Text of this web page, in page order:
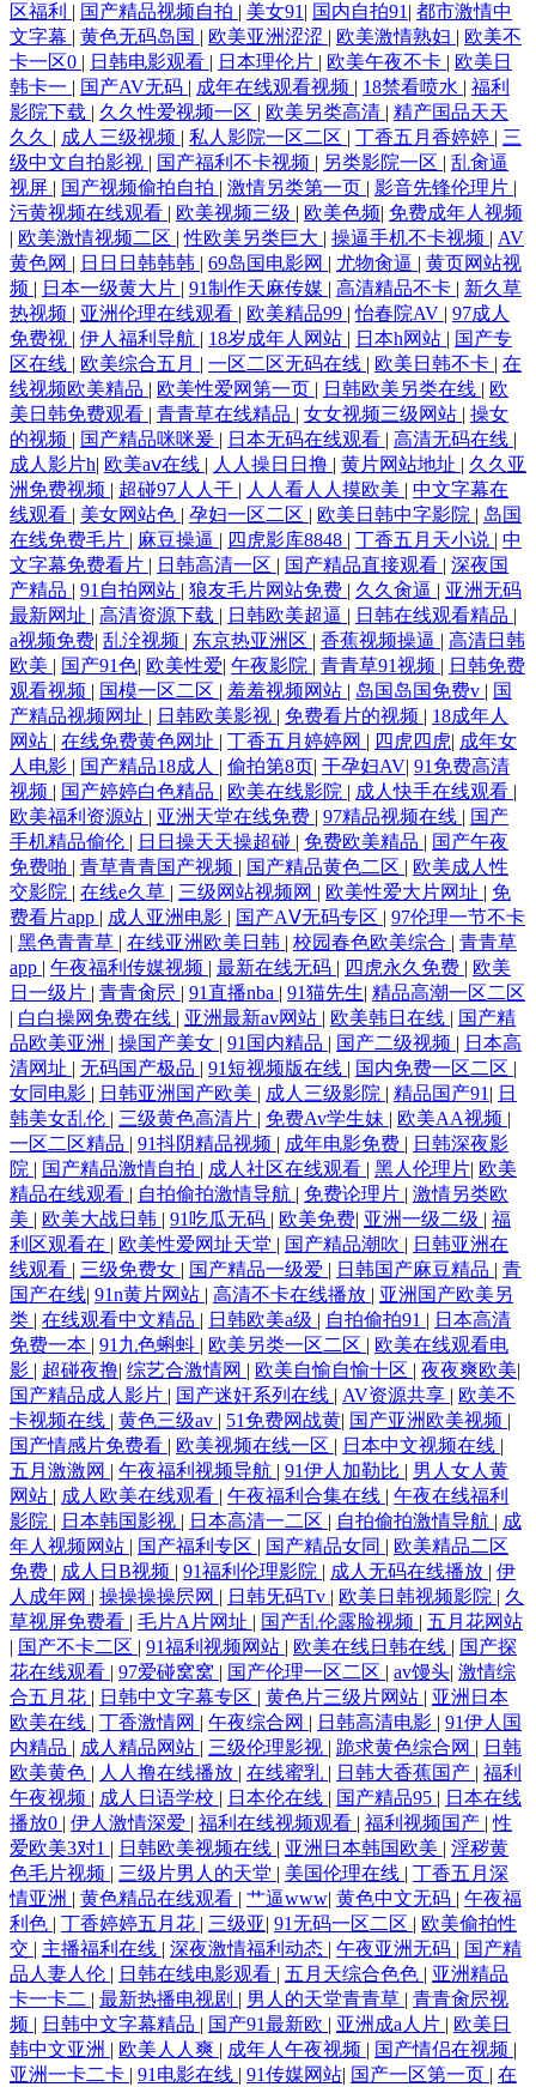
区福利 | 国产精品视频自拍 | 美女91| 国内自拍91| 都市激情中
文字幕 | 黄色无码岛国 | 欧美亚洲涩涩 | 欧美激情熟妇 | 欧美不
卡一区0 | 日韩电影观看 | 日本理伦片 | 欧美午夜不卡 | 欧美日
韩卡一 | 国产AV无码 | 成年在线观看视频 | 18禁看喷水 | 福利
影院下载 | 久久性爱视频一区 | 欧美另类高清 | 精产国品天天
久久 | 成人三级视频 | 私人影院一区二区 | 丁香五月香婷婷 | 三
级中文自拍影视 | 国产福利不卡视频 | 另类影院一区 | 乱肏逼
视屏 | 国产视频偷拍自拍 | 激情另类第一页 | 影音先锋伦理片 |
污黄视频在线观看 | 欧美视频三级 | 欧美色频| 免费成年人视频
| 欧美激情视频二区 |性欧美另类巨大 | 操逼手机不卡视频 | AV
黄色网 | 日日日韩韩韩 | 69岛国电影网 | 尤物肏逼 | 黄页网站视
频 | 日本一级黄大片 | 91制作天麻传媒 | 高清精品不卡 | 新久草
热视频 | 亚洲伦理在线观看 | 欧美精品99 |怡春院AV | 97成人
免费视 | 伊人福利导航 | 18岁成年人网站 | 日本h网站 | 国产专
区在线 | 欧美综合五月 | 一区二区无码在线 | 欧美日韩不卡 | 在
线视频欧美精品 | 欧美性爱网第一页 | 日韩欧美另类在线 | 欧
美日韩免费观看 | 青青草在线精品 | 女女视频三级网站 | 操女
的视频 | 国产精品咪咪爰 | 日本无码在线观看 | 高清无码在线 |
成人影片h| 欧美aⅴ在线 | 人人操日日撸 | 黄片网站地址 | 久久亚
洲免费视频 | 超碰97人人干 | 人人看人人摸欧美 | 中文字幕在
线观看 | 美女网站色 | 孕妇一区二区 | 欧美日韩中字影院 | 岛国
在线免费毛片 | 麻豆操逼 | 四虎影库8848 | 丁香五月天小说 | 中
文字幕免费看片 | 日韩高清一区 | 国产精品直接观看 | 深夜国
产精品 | 91自拍网站 | 狼友毛片网站免费 | 久久肏逼 | 亚洲无码
最新网址 | 高清资源下载 | 日韩欧美超逼 | 日韩在线观看精品 |
a视频免费| 乱洤视频 | 东京热亚洲区 | 香蕉视频操逼 | 高清日韩
欧美 | 国产91色| 欧美性爱| 午夜影院 | 青青草91视频 | 日韩免费
观看视频 | 国模一区二区 | 羞羞视频网站 | 岛国岛国免费v | 国
产精品视频网址 | 日韩欧美影视 | 免费看片的视频 | 18成年人
网站 | 在线免费黄色网址 | 丁香五月婷婷网 | 四虎四虎| 成年女
人电影 | 国产精品18成人 | 偷拍第8页| 干孕妇AV| 91免费高清
视频 | 国产婷婷白色精品 | 欧美在线影院 | 成人快手在线观看 |
欧美福利资源站 | 亚洲天堂在线免费 | 97精品视频在线 | 国产
手机精品偷伦 | 日日操天天操超碰 | 免费欧美精品 | 国产午夜
免费啪 | 青草青青国产视频 | 国产精品黄色二区 | 欧美成人性
交影院 | 在线e久草 | 三级网站视频网 | 欧美性爱大片网址 | 免
费看片app | 成人亚洲电影 | 国产AⅤ无码专区 | 97伦理一节不卡
| 黑色青青草 | 在线亚洲欧美日韩 | 校园春色欧美综合 | 青青草
app | 午夜福利传媒视频 | 最新在线无码 | 四虎永久免费 | 欧美
日一级片 | 青青肏屄 | 91直播nba | 91猫先生| 精品高潮一区二区
| 白白操网免费在线 | 亚洲最新av网站 | 欧美韩日在线 | 国产精
品欧美亚洲 | 操国产美女 | 91国内精品 | 国产二级视频 | 日本高
清网址 | 无码国产极品 | 91短视频版在线 | 国内免费一区二区 |
女同电影 | 日韩亚洲国产欧美 | 成人三级影院 | 精品国产91| 日
韩美女乱伦 | 三级黄色高清片 | 免费Av学生妹 | 欧美AA视频 |
一区二区精品 | 91抖阴精品视频 | 成年电影免费 | 日韩深夜影
院 | 国产精品激情自拍 | 成人社区在线观看 | 黑人伦理片| 欧美
精品在线观看 | 自拍偷拍激情导航 | 免费论理片 | 激情另类欧
美 | 欧美大战日韩 | 91吃瓜无码 | 欧美免费| 亚洲一级二级 | 福
利区观看在 | 欧美性爱网址天堂 | 国产精品潮吹 | 日韩亚洲在
线观看 | 三级免费女 | 国产精品一级爱 | 日韩国产麻豆精品 | 青
国产在线| 91n黄片网站 | 高清不卡在线播放 | 亚洲国产欧美另
类 | 在线观看中文精品 | 日韩欧美a级 | 自拍偷拍91 | 日本高清
免费一本 | 91九色蝌蚪 | 欧美另类一区二区 | 欧美在线观看电
影 | 超碰夜撸| 综艺合激情网 | 欧美自愉自愉十区 | 夜夜爽欧美|
国产精品成人影片 | 国产迷奸系列在线 | AV资源共享 | 欧美不
卡视频在线 | 黄色三级av | 51免费网战黄| 国产亚洲欧美视频 |
国产情感片免费看 | 欧美视频在线一区 | 日本中文视频在线 |
五月激激网 | 午夜福利视频导航 | 91伊人加勒比 | 男人女人黄
网站 | 成人欧美在线观看 | 午夜福利合集在线 | 午夜在线福利
影院 | 日本韩国影视 | 日本高清一二区 | 自拍偷拍激情导航 | 成
年人视频网站 | 国产福利专区 | 国产精品女同 | 欧美精品二区
免费 | 成人日B视频 | 91福利伦理影院 | 成人无码在线播放 | 伊
人成年网 | 操操操操屄网 | 日韩旡码Tv | 欧美日韩视频影院 | 久
草视屏免费看 | 毛片A片网址 | 国产乱伦露脸视频 | 五月花网站
| 国产不卡二区 | 91福利视频网站 | 欧美在线日韩在线 | 国产探
花在线观看 | 97爱碰窝窝 | 国产伦理一区二区 | av馒头| 激情综
合五月花 | 日韩中文字幕专区 | 黄色片三级片网站 | 亚洲日本
欧美在线 | 丁香激情网 | 午夜综合网 | 日韩高清电影 | 91伊人国
内精品 | 成人精品网站 | 三级伦理影视 | 跪求黄色综合网 | 日韩
欧美黄色 | 人人撸在线播放 | 在线蜜乳 | 日韩大香蕉国产 | 福利
午夜视频 | 成人日语学校 | 日本伦在线 | 国产精品95 | 日本在线
播放0 | 伊人激情深爱 | 福利在线视频观看 | 福利视频国产 |性
爱欧美3对1 | 日韩欧美视频在线 | 亚洲日本韩国欧美 | 淫秽黄
色毛片视频 | 三级片男人的天堂 | 美国伦理在线 | 丁香五月深
情亚洲 | 黄色精品在线观看 | 艹逼www| 黄色中文无码 | 午夜福
利色 | 丁香婷婷五月花 | 三级亚| 91无码一区二区 | 欧美偷拍性
交 | 主播福利在线 | 深夜激情福利动态 | 午夜亚洲无码 | 国产精
品人妻人伦 | 日韩在线电影观看 | 五月天综合色色 | 亚洲精品
卡一卡二 | 最新热播电视剧 | 男人的天堂青青草 | 青青肏屄视
频 | 日韩中文字幕精品 | 国产91最新欧 | 亚洲成a人片 | 欧美日
韩中文亚洲 | 欧美人人爽 | 成年人午夜视频 | 国产情侣在视频 |
亚洲一卡二卡 | 91电影在线 | 91传媒网站| 国产一区第一页 | 在